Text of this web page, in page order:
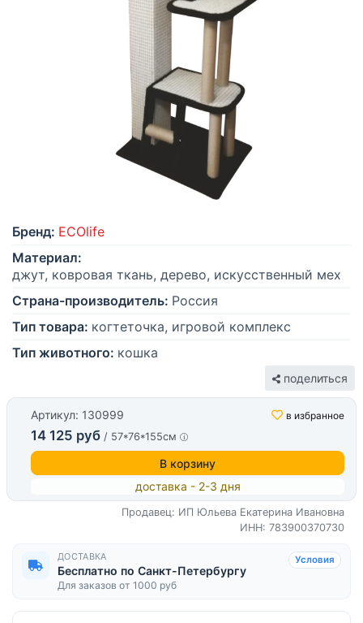
Бренд: ECOlife
Материал:
джут, ковровая ткань, дерево, искусственный мех
Страна-производитель: Россия
Тип товара: когтеточка, игровой комплекс
Тип животного: кошка
поделиться
Артикул: 130999 в избранное
14 125 руб / 57*76*155см
В корзину
доставка - 2-3 дня
Продавец: ИП Юльева Екатерина Ивановна
ИНН: 783900370730
ДОСТАВКА
Бесплатно по Санкт-Петербургу
Для заказов от 1000 руб
Условия